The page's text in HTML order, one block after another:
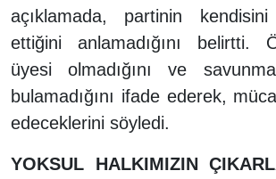
açıklamada, partinin
ettiğini anlamadığını belirtti.
üyesi olmadığını ve
bulamadığını ifade ederek,
edeceklerini söyledi.
YOKSUL HALKIMIZIN